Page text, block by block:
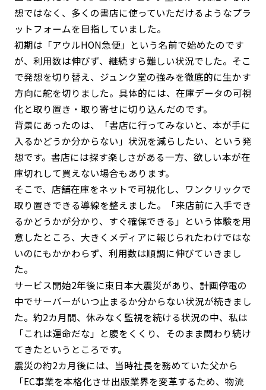
想ではなく、多くの書店に使っていただけるようなプラ
ットフォームを目指していました。
初期は「アウルHON急便」という名前で始めたのです
が、利用数は伸びず、継続すら難しい状況でした。そこ
で発想を切り替え、ジュンク堂の強みを徹底的に生かす
方向に舵を切りました。具体的には、在庫データの可視
化と取り置き・取り寄せに切り込んだのです。
背景にあったのは、「書店に行ってみないと、本が手に
入るかどうか分からない」状況を減らしたい、という発
想です。書店には探す楽しさがある一方、欲しい本が在
庫切れして買えない場合もあります。
そこで、店舗在庫をネットで可視化し、ワンクリックで
取り置きできる導線を整えました。「来店前に入手でき
るかどうかが分かり、すぐ確保できる」という体験を用
意したところ、大きくメディアに報じられたわけではな
いのにもかかわらず、利用数は順調に伸びていきまし
た。
サービス開始2年後に東日本大震災があり、計画停電の
中でサーバーがいつ止まるか分からない状況が続きまし
た。約2カ月間、休みなく監視を続ける状況の中、私は
「これは運命だな」と腹をくくり、そのまま関わり続け
てきたというところです。
震災の約2カ月後には、当時社長を務めていた父から
「EC事業を本格化させ出版業界を変革するため、物流